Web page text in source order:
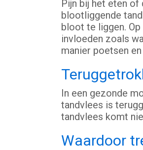
Pijn bij het eten
blootliggende
bloot te liggen.
invloeden zoals
manier poetsen
In een gezonde
tandvlees is
tandvlees komt
Waardoor